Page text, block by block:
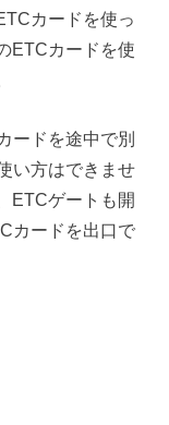
カードを使っ
ETCカードを使
ードを途中で別
い方はできませ
ETCゲートも開
カードを出口で